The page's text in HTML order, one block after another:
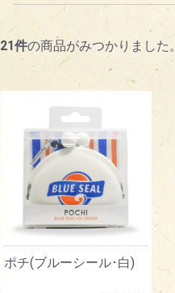
21件の商品がみつかりました。
ポチ(ブルーシール･白)